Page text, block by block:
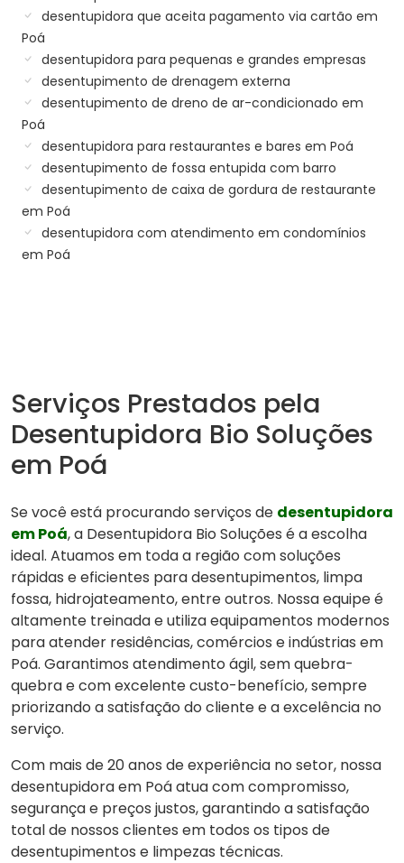
desentupidora que aceita pagamento via cartão em
Poá
desentupidora para pequenas e grandes empresas
desentupimento de drenagem externa
desentupimento de dreno de ar-condicionado em
Poá
desentupidora para restaurantes e bares em Poá
desentupimento de fossa entupida com barro
desentupimento de caixa de gordura de restaurante
em Poá
desentupidora com atendimento em condomínios
em Poá
Serviços Prestados pela
Desentupidora Bio Soluções
em Poá
Se você está procurando serviços de desentupidora
em Poá, a Desentupidora Bio Soluções é a escolha
ideal. Atuamos em toda a região com soluções
rápidas e eficientes para desentupimentos, limpa
fossa, hidrojateamento, entre outros. Nossa equipe é
altamente treinada e utiliza equipamentos modernos
para atender residências, comércios e indústrias em
Poá. Garantimos atendimento ágil, sem quebra-
quebra e com excelente custo-benefício, sempre
priorizando a satisfação do cliente e a excelência no
serviço.
Com mais de 20 anos de experiência no setor, nossa
desentupidora em Poá atua com compromisso,
segurança e preços justos, garantindo a satisfação
total de nossos clientes em todos os tipos de
desentupimentos e limpezas técnicas.